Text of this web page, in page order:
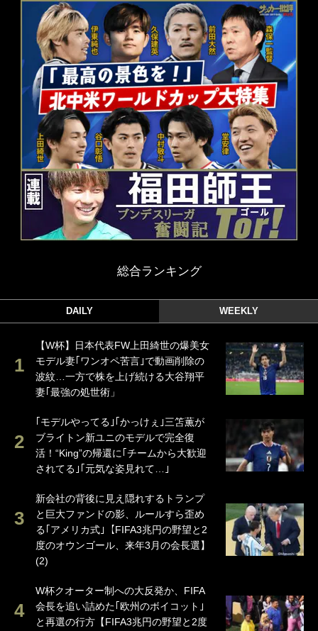
総合ランキング
DAILY WEEKLY
【W杯】日本代表FW上田綺世の爆美女
モデル妻｢ワンオペ苦言｣で動画削除の
波紋…一方で株を上げ続ける大谷翔平
妻｢最強の処世術」
｢モデルやってる｣｢かっけぇ｣三笘薫が
ブライトン新ユニのモデルで完全復
活！“King”の帰還に｢チームから大歓迎
されてる｣｢元気な姿見れて…｣
新会社の背後に見え隠れするトランプ
と巨大ファンドの影、ルールすら歪め
る｢アメリカ式｣【FIFA3兆円の野望と2
度のオウンゴール、来年3月の会長選】
(2)
W杯クオーター制への大反発か、FIFA
会長を追い詰めた｢欧州のボイコット｣
と再選の行方【FIFA3兆円の野望と2度